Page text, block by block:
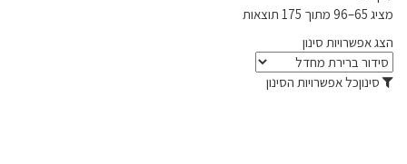
מציג 65–96 מתוך 175 תוצאות
הצג אפשרויות סינון
סינוןכל אפשרויות הסינון